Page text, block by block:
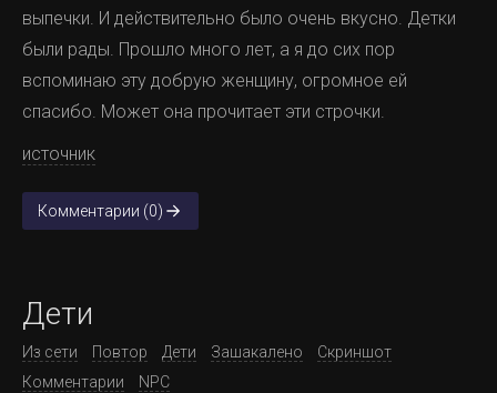
выпечки. И действительно было очень вкусно. Детки
были рады. Прошло много лет, а я до сих пор
вспоминаю эту добрую женщину, огромное ей
спасибо. Может она прочитает эти строчки.
источник
Комментарии (0)
Дети
Из сети Повтор Дети Зашакалено
Скриншот
Комментарии
NPC